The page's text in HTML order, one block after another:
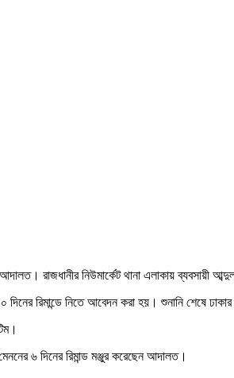
রাজধানীর নিউমার্কেট থানা এলাকায় ব্যবসায়ী
নিতে আবেদন করা হয়। শুনানি শেষে ঢাকার
৬ দিনের রিমান্ড মঞ্জুর করেছেন আদালত।